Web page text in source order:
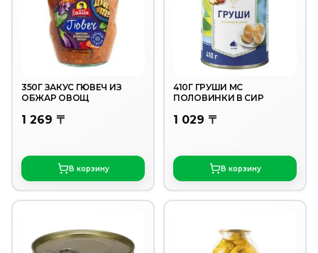
350Г ЗАКУС ГЮВЕЧ ИЗ
ОБЖАР ОВОЩ
1 269 〒
В корзину
410Г ГРУШИ MC
ПОЛОВИНКИ В СИР
1 029 〒
В корзину